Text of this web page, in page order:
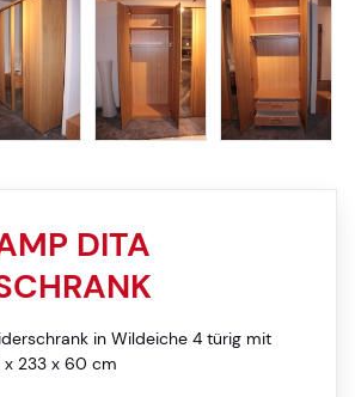
DITA
in Wildeiche 4 türig mit
x 233 x 60 cm